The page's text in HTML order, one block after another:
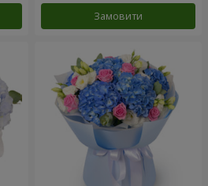
Замовити